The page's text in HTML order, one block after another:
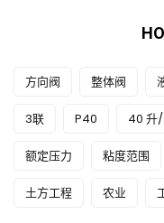
方向阀 整体阀
3联 P40 40 升
额定压力 粘度范围
土方工程 农业